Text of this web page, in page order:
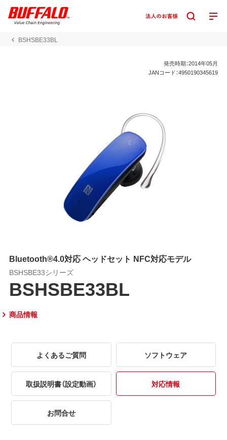
BSHSBE33BL
発売時期：2014年05月
JANコード：4950190345619
Bluetooth®4.0対応 ヘッドセット NFC対応モデル
BSHSBE33シリーズ
BSHSBE33BL
商品情報
よくあるご質問 ソフトウェア
取扱説明書（設定動画） 対応情報
お問合せ